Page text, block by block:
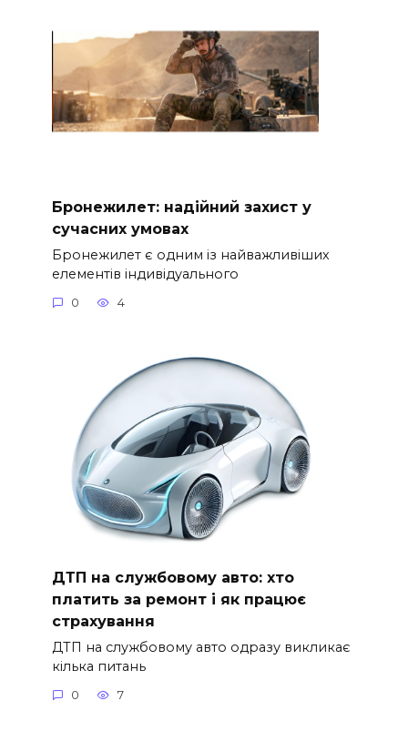
Бронежилет: надійний захист у
сучасних умовах
Бронежилет є одним із найважливіших
елементів індивідуального
0 4
ДТП на службовому авто: хто
платить за ремонт і як працює
страхування
ДТП на службовому авто одразу викликає
кілька питань
0 7